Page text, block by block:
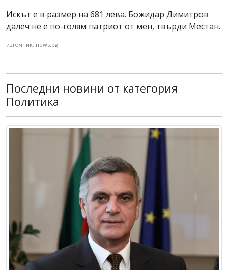
Искът е в размер на 681 лева. Божидар Димитров
далеч не е по-голям патриот от мен, твърди Местан.
източник: news.bg
Последни новини от категория
Политика